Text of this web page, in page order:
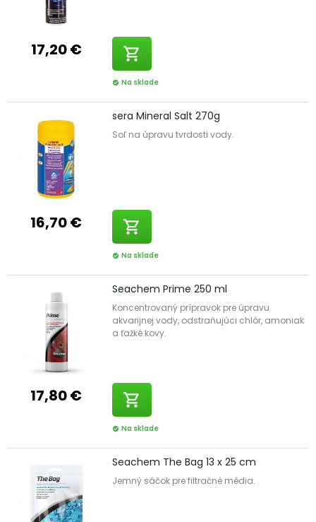
17,20 € shopping_cart
check_circle Na sklade
16,70 €
sera Mineral Salt 270g
Soľ na úpravu tvrdosti vody.
shopping_cart
check_circle Na sklade
17,80 €
Seachem Prime 250 ml
Koncentrovaný prípravok pre úpravu
akvarijnej vody, odstraňujúci chlór, amoniak
a ťažké kovy.
shopping_cart
check_circle Na sklade
Seachem The Bag 13 x 25 cm
Jemný sáčok pre filtračné média.